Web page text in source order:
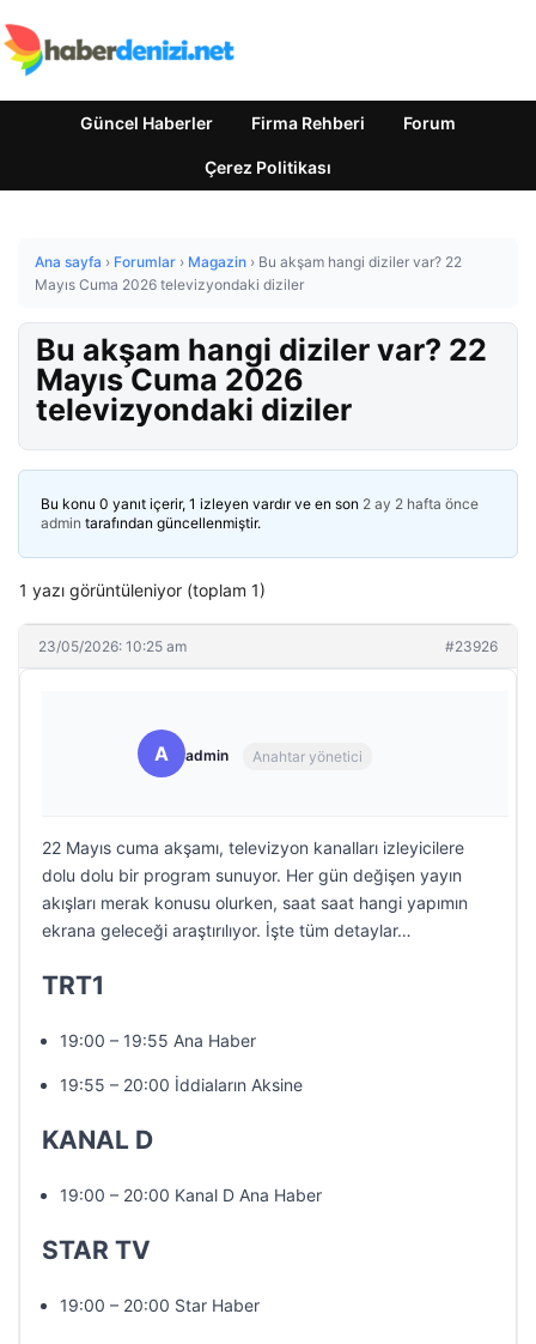
Güncel Haberler Firma Rehberi Forum
Çerez Politikası
Ana sayfa › Forumlar › Magazin › Bu akşam hangi diziler var? 22
Mayıs Cuma 2026 televizyondaki diziler
Bu akşam hangi diziler var? 22
Mayıs Cuma 2026
televizyondaki diziler
Bu konu 0 yanıt içerir, 1 izleyen vardır ve en son 2 ay 2 hafta önce
admin tarafından güncellenmiştir.
1 yazı görüntüleniyor (toplam 1)
23/05/2026: 10:25 am #23926
A admin Anahtar yönetici
22 Mayıs cuma akşamı, televizyon kanalları izleyicilere
dolu dolu bir program sunuyor. Her gün değişen yayın
akışları merak konusu olurken, saat saat hangi yapımın
ekrana geleceği araştırılıyor. İşte tüm detaylar…
TRT1
19:00 – 19:55 Ana Haber
19:55 – 20:00 İddiaların Aksine
KANAL D
19:00 – 20:00 Kanal D Ana Haber
STAR TV
19:00 – 20:00 Star Haber